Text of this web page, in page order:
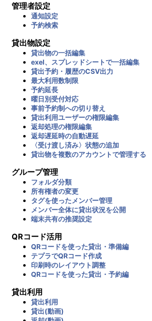
管理者設定
通知設定
予約検索
貸出物設定
貸出物の一括編集
exel、スプレッドシートで一括編集
貸出予約・履歴のCSV出力
最大利用数制限
予約延長
曜日別受付対応
事前予約制への切り替え
貸出利用ユーザーの権限編集
返却処理の権限編集
返却遅延時の自動遅延
〈受け渡し済み〉状態の追加
貸出物を複数のアカウントで管理する
グループ管理
フォルダ分類
所有権者の変更
タグを使ったメンバー管理
メンバー全体に貸出状況を公開
端末共有の推奨設定
QRコード活用
QRコードを使った貸出・準備編
テプラでQRコード作成
印刷時のレイアウト調整
QRコードを使った貸出・予約編
貸出利用
貸出利用
貸出(動画)